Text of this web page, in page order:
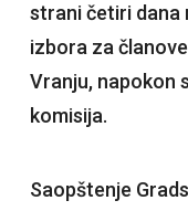
strani četiri dana
izbora za
Vranju, napokon
komisija.
Saopštenje